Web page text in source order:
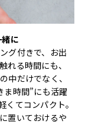
に
グ付きで、お出
れる時間にも、
中だけでなく、
ま時間”にも活躍
くてコンパクト。
置いておけるや